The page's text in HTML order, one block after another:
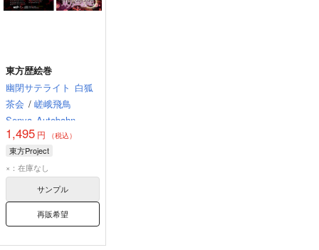
東方歴絵巻
幽閉サテライト 白狐
茶会 / 嵯峨飛鳥
Senya Autobahn
1,495 円 （税込）
東方Project
×：在庫なし
サンプル
再販希望